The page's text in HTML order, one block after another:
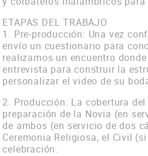
ETAPAS DEL TRABAJO
1. Pre-producción: Una vez
envío un cuestionario para
realizamos un encuentro
entrevista para construir la
personalizar el video de su
2. Producción: La cobertura
preparación de la Novia (en
de ambos (en servicio de dos
Ceremonia Religiosa, el Civil
celebración.